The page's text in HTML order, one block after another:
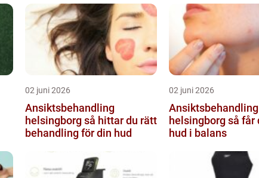
02 juni 2026
Ansiktsbehandling
helsingborg så hittar du rätt
behandling för din hud
02 juni 2026
Ansiktsbehandling
helsingborg så får du en
hud i balans